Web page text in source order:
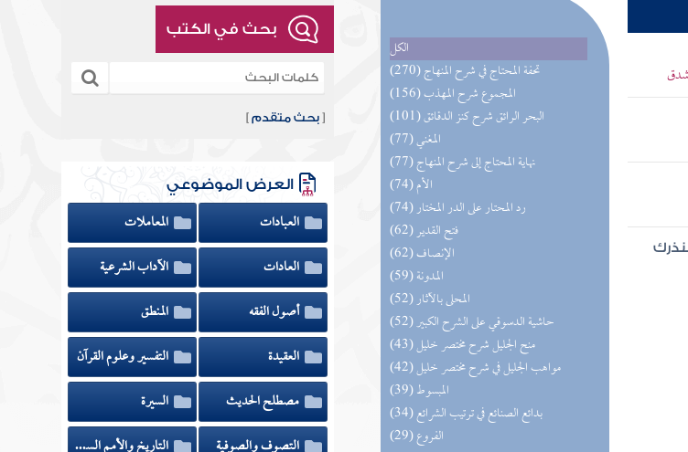
الكل
(270) تحفة المحتاج في شرح المنهاج
(156) المجموع شرح المهذب
(101) البحر الرائق شرح كنز الدقائق
(77) المغني
(77) نهاية المحتاج إلى شرح المنهاج
(74) الأم
(74) رد المحتار على الدر المختار
(62) فتح القدير
(62) الإنصاف
(59) المدونة
(52) المحلى بالآثار
(52) حاشية الدسوقي على الشرح الكبير
(43) منح الجليل شرح مختصر خليل
(42) مواهب الجليل في شرح مختصر خليل
(39) المبسوط
(34) بدائع الصنائع في ترتيب الشرائع
(29) الفروع
بحث في الكتب
[بحث متقدم ]
العرض الموضوعي
العبادات
المعاملات
العادات
الآداب الشرعية
أصول الفقه
المنطق
العقيدة
التفسير وعلوم القرآن
مصطلح الحديث
السيرة
التصوف والصوفية
التاريخ والأمم السابقة